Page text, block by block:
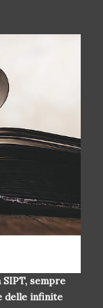
sempre
delle infinite